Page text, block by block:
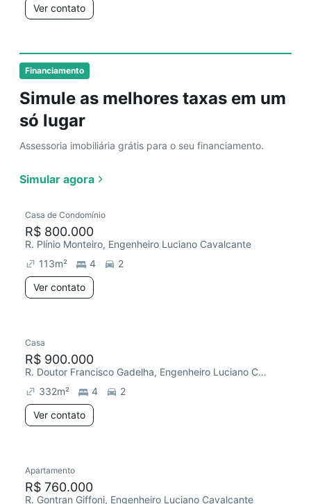
Financiamento
Simule as melhores taxas em um
só lugar
Assessoria imobiliária grátis para o seu financiamento.
Simular agora
Ver contato
Casa de Condomínio
R$ 800.000
R. Plínio Monteiro, Engenheiro Luciano Cavalcante
113m² 4
2
Ver contato
Casa
R$ 900.000
R. Doutor Francisco Gadelha, Engenheiro Luciano Cavalcante
332m² 4
2
Ver contato
Apartamento
R$ 760.000
R. Gontran Giffoni, Engenheiro Luciano Cavalcante